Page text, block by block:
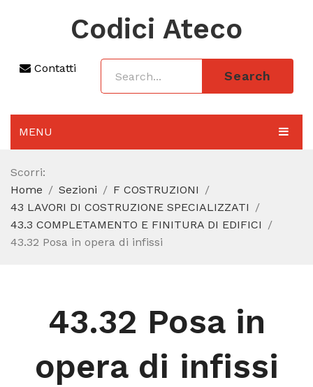
Codici Ateco
Contatti
Search
MENU
AGGIORNAMENTO 2025
SEZIONI
CODICE ATECO A COSA SERVE
REGIME FORFETTARIO
Scorri:
Home
Sezioni
F COSTRUZIONI
43 LAVORI DI COSTRUZIONE SPECIALIZZATI
43.3 COMPLETAMENTO E FINITURA DI EDIFICI
43.32 Posa in opera di infissi
43.32 Posa in
opera di infissi